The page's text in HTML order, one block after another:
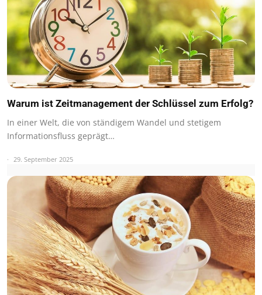
Warum ist Zeitmanagement der Schlüssel zum Erfolg?
In einer Welt, die von ständigem Wandel und stetigem
Informationsfluss geprägt…
29. September 2025